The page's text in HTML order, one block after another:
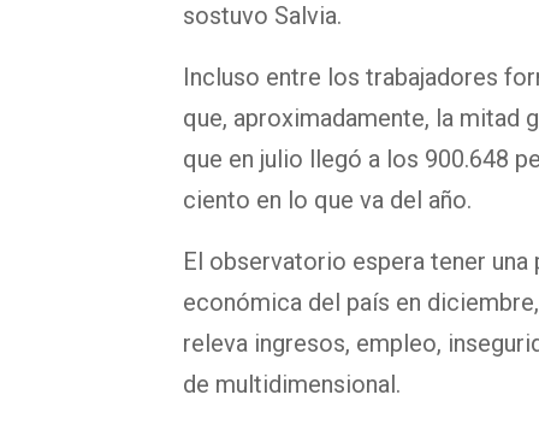
sostuvo Salvia.
Incluso entre los trabajadores
que, aproximadamente, la mitad
que en julio llegó a los 900.648
ciento en lo que va del año.
El observatorio espera tener
económica del país en
releva ingresos, empleo,
de multidimensional.